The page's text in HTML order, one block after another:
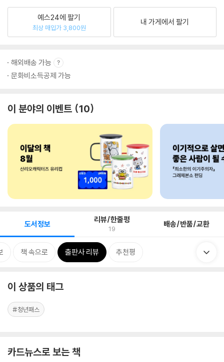
예스24에 팔기
최상 매입가 3,800원
내 가게에서 팔기
해외배송 가능
문화비소득공제 가능
이 분야의 이벤트 10
도서정보 리뷰/한줄평
19 배송/반품/교환
책 속으로 출판사 리뷰 추천평
이 상품의 태그
#청년패스
카드뉴스로 보는 책